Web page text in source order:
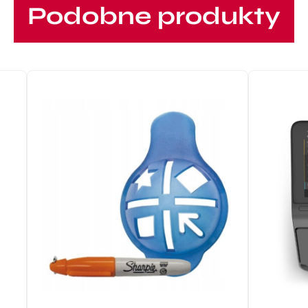
Podobne produkty